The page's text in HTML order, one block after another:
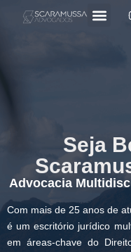
Seja
Advocacia
Com mais de 25 anos de
é um escritório jurídico
em áreas-chave do